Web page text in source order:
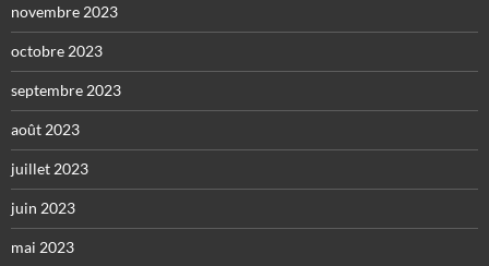
novembre 2023
octobre 2023
septembre 2023
août 2023
juillet 2023
juin 2023
mai 2023